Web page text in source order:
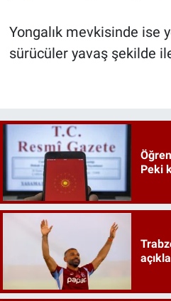
Yongalık mevkisinde ise
sürücüler yavaş şekilde
Peki